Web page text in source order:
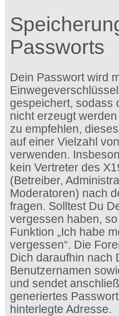
Passworts
Dein Passwort wird
gespeichert, sodass
nicht erzeugt
zu empfehlen,
auf einer Vielzahl
verwenden.
kein Vertreter des
(Betreiber,
Moderatoren) nach
fragen. Solltest Du
vergessen haben,
Funktion „Ich habe
vergessen“. Die
Dich daraufhin nach
Benutzernamen
und sendet
generiertes
hinterlegte Adresse.